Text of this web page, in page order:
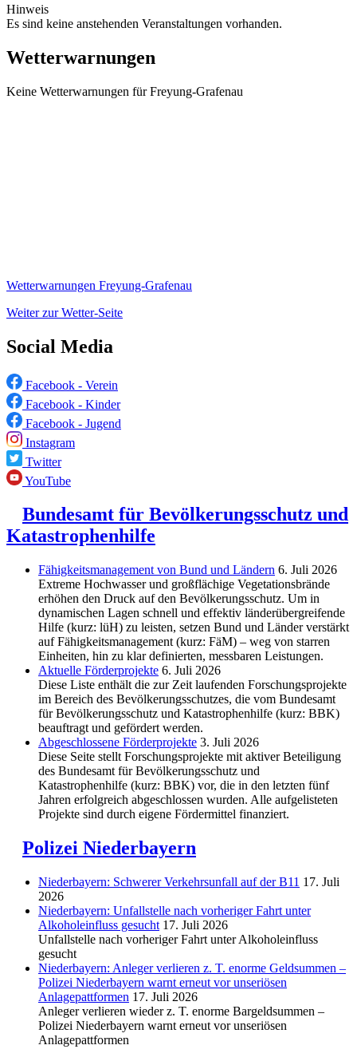
Hinweis
Es sind keine anstehenden Veranstaltungen vorhanden.
Wetterwarnungen
Keine Wetterwarnungen für Freyung-Grafenau
Wetterwarnungen Freyung-Grafenau
Weiter zur Wetter-Seite
Social Media
Facebook - Verein
Facebook - Kinder
Facebook - Jugend
Instagram
Twitter
YouTube
Bundesamt für Bevölkerungsschutz und
Katastrophenhilfe
Fähigkeitsmanagement von Bund und Ländern 6. Juli 2026
Extreme Hochwasser und großflächige Vegetationsbrände
erhöhen den Druck auf den Bevölkerungsschutz. Um in
dynamischen Lagen schnell und effektiv länderübergreifende
Hilfe (kurz: lüH) zu leisten, setzen Bund und Länder verstärkt
auf Fähigkeitsmanagement (kurz: FäM) – weg von starren
Einheiten, hin zu klar definierten, messbaren Leistungen.
Aktuelle Förderprojekte 6. Juli 2026
Diese Liste enthält die zur Zeit laufenden Forschungsprojekte
im Bereich des Be­völkerungs­schutzes, die vom Bundesamt
für Bevölkerungsschutz und Katastrophenhilfe (kurz: BBK)
beauftragt und gefördert werden.
Abgeschlos­sene Förderprojekte 3. Juli 2026
Diese Seite stellt Forschungsprojekte mit aktiver Beteiligung
des Bundesamt für Bevölkerungsschutz und
Katastrophenhilfe (kurz: BBK) vor, die in den letzten fünf
Jahren erfolgreich abgeschlossen wurden. Alle aufgelisteten
Projekte sind durch eigene Fördermittel finanziert.
Polizei Niederbayern
Niederbayern: Schwerer Verkehrsunfall auf der B11 17. Juli
2026
Niederbayern: Unfallstelle nach vorheriger Fahrt unter
Alkoholeinfluss gesucht 17. Juli 2026
Unfallstelle nach vorheriger Fahrt unter Alkoholeinfluss
gesucht
Niederbayern: Anleger verlieren z. T. enorme Geldsummen –
Polizei Niederbayern warnt erneut vor unseriösen
Anlagepattformen 17. Juli 2026
Anleger verlieren wieder z. T. enorme Bargeldsummen –
Polizei Niederbayern warnt erneut vor unseriösen
Anlagepattformen